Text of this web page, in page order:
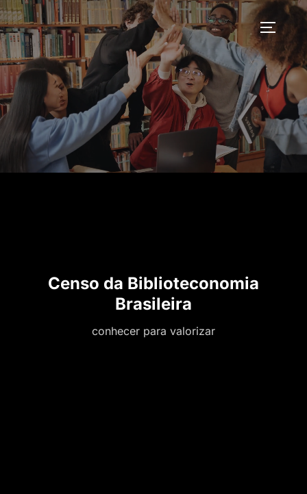
Pular
para
o
conteúdo
Censo da Biblioteconomia
Brasileira
conhecer para valorizar